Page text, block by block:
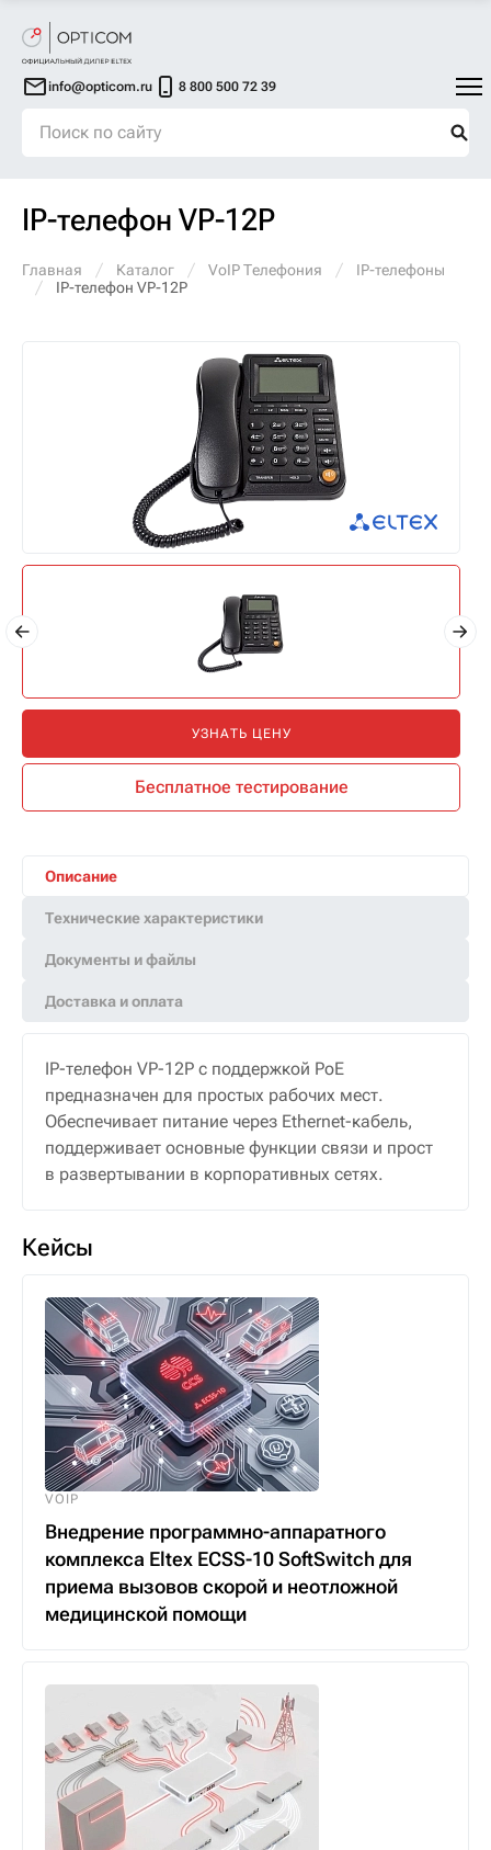
info@opticom.ru 8 800 500 72 39
IP-телефон VP-12P
Главная Каталог VoIP Телефония
IP-телефоны
IP-телефон VP-12P
УЗНАТЬ ЦЕНУ
Бесплатное тестирование
Описание
Технические характеристики
Документы и файлы
Доставка и оплата
IP-телефон VP-12P с поддержкой PoE
предназначен для простых рабочих мест.
Обеспечивает питание через Ethernet-кабель,
поддерживает основные функции связи и прост
в развертывании в корпоративных сетях.
Кейсы
VOIP
Внедрение программно-аппаратного
комплекса Eltex ECSS-10 SoftSwitch для
приема вызовов скорой и неотложной
медицинской помощи